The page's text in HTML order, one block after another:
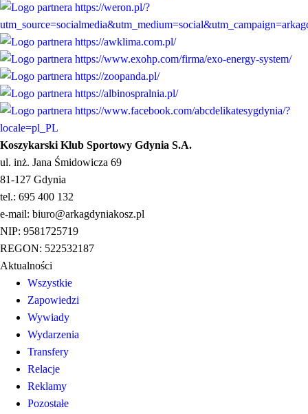
Koszykarski Klub Sportowy Gdynia S.A.
ul. inż. Jana Śmidowicza 69
81-127 Gdynia
tel.: 695 400 132
e-mail: biuro@arkagdyniakosz.pl
NIP: 9581725719
REGON: 522532187
Aktualności
Wszystkie
Zapowiedzi
Wywiady
Wydarzenia
Transfery
Relacje
Reklamy
Pozostałe